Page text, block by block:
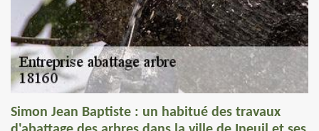
Simon Jean Baptiste : un habitué des travaux